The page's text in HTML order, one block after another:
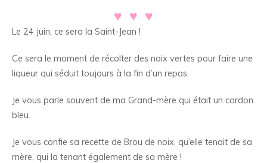
♥ ♥ ♥
Le 24 juin, ce sera la Saint-Jean !
Ce sera le moment de récolter des noix vertes pour faire une
liqueur qui séduit toujours à la fin d’un repas.
Je vous parle souvent de ma Grand-mère qui était un cordon
bleu.
Je vous confie sa recette de Brou de noix, qu’elle tenait de sa
mère, qui la tenant également de sa mère !